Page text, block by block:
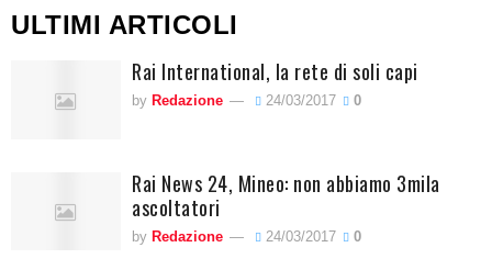
ULTIMI ARTICOLI
Rai International, la rete di soli capi
by Redazione 24/03/2017 0
Rai News 24, Mineo: non abbiamo 3mila
ascoltatori
by Redazione 24/03/2017 0